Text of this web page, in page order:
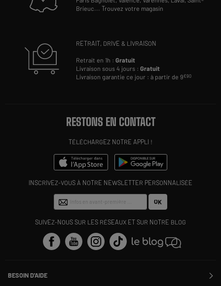
Brieuc...Trouvez votre magasin
RETRAIT, DRIVE & LIVRAISON
Retrait en 1h :Gratuit
Livraison sous 4 jours :Gratuit
Livraison garantie ce jour : à partir de 9€90
RESTONS EN CONTACT
TÉLÉCHARGEZ NOTRE APPLI !
INSCRIVEZ-VOUS À NOTRE NEWSLETTER PERSONNALISÉE
OK
SUIVEZ-NOUS SUR LES RÉSEAUX ET SUR NOTRE BLOG
BESOIN D'AIDE